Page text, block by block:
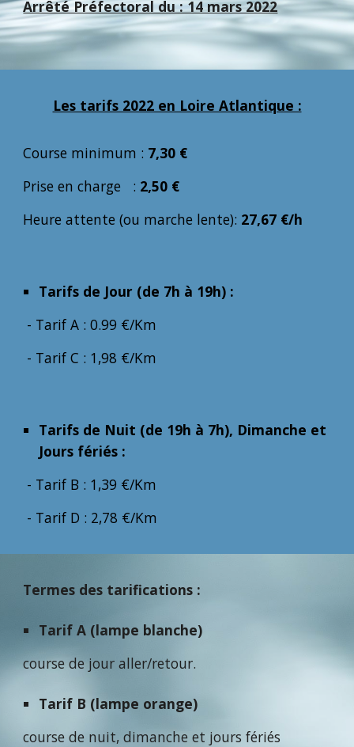
Arrêté Préfectoral du : 14 mars 2022
Les tarifs 2022 en Loire Atlantique :
Course minimum : 7,30 €
Prise en charge : 2,50 €
Heure attente (ou marche lente): 27,67 €/h
Tarifs de Jour (de 7h à 19h) :
- Tarif A : 0.99 €/Km
- Tarif C : 1,98 €/Km
Tarifs de Nuit (de 19h à 7h), Dimanche et
Jours fériés :
- Tarif B : 1,39 €/Km
- Tarif D : 2,78 €/Km
Termes des tarifications :
Tarif A (lampe blanche)
course de jour aller/retour.
Tarif B (lampe orange)
course de nuit, dimanche et jours fériés